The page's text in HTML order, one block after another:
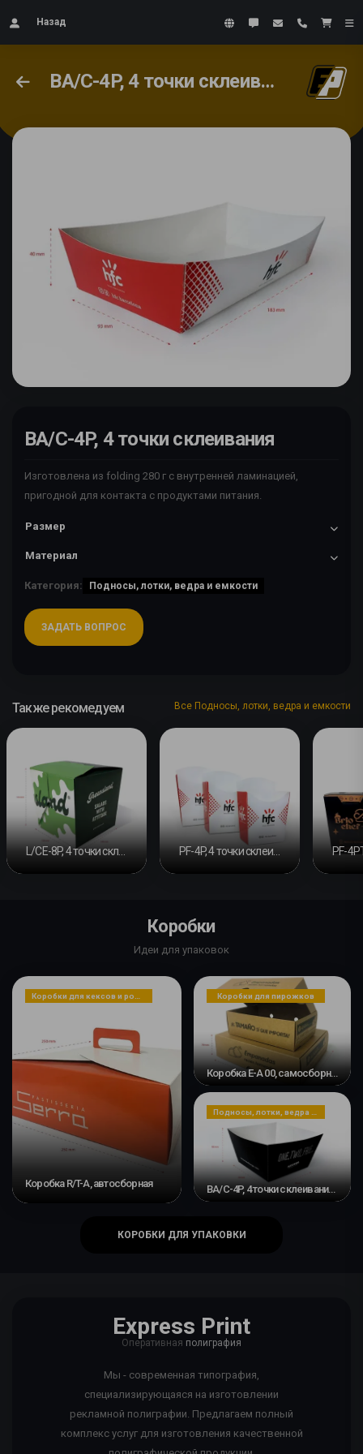
Назад
BA/C-4P, 4 точки склеивания
BA/C-4P, 4 точки склеивания
Изготовлена из folding 280 г с внутренней ламинацией,
пригодной для контакта с продуктами питания.
Размер
Материал
Категория: Подносы, лотки, ведра и емкости
ЗАДАТЬ ВОПРОС
Также рекомедуем Все Подносы, лотки, ведра и емкости
Коробки
Идеи для упаковок
Коробка R/T-A, автосборная
Коробки для пирожков
Коробка E-A 00, самосборная
BA/C-4P, 4 точки склеивания #2
КОРОБКИ ДЛЯ УПАКОВКИ
Express Print
Оперативная полиграфия
Мы - современная типография,
специализирующаяся на изготовлении
рекламной полиграфии. Предлагаем полный
комплекс услуг для изготовления качественной